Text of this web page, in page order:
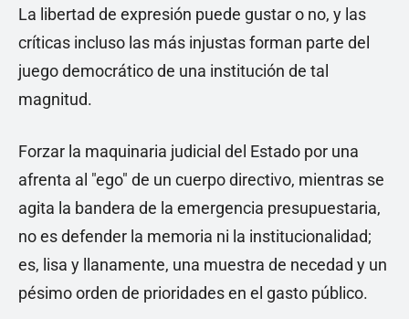
La libertad de expresión puede gustar o no, y las
críticas incluso las más injustas forman parte del
juego democrático de una institución de tal
magnitud.
Forzar la maquinaria judicial del Estado por una
afrenta al "ego" de un cuerpo directivo, mientras se
agita la bandera de la emergencia presupuestaria,
no es defender la memoria ni la institucionalidad;
es, lisa y llanamente, una muestra de necedad y un
pésimo orden de prioridades en el gasto público.